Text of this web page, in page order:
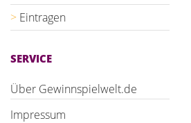
Eintragen
SERVICE
Über Gewinnspielwelt.de
Impressum